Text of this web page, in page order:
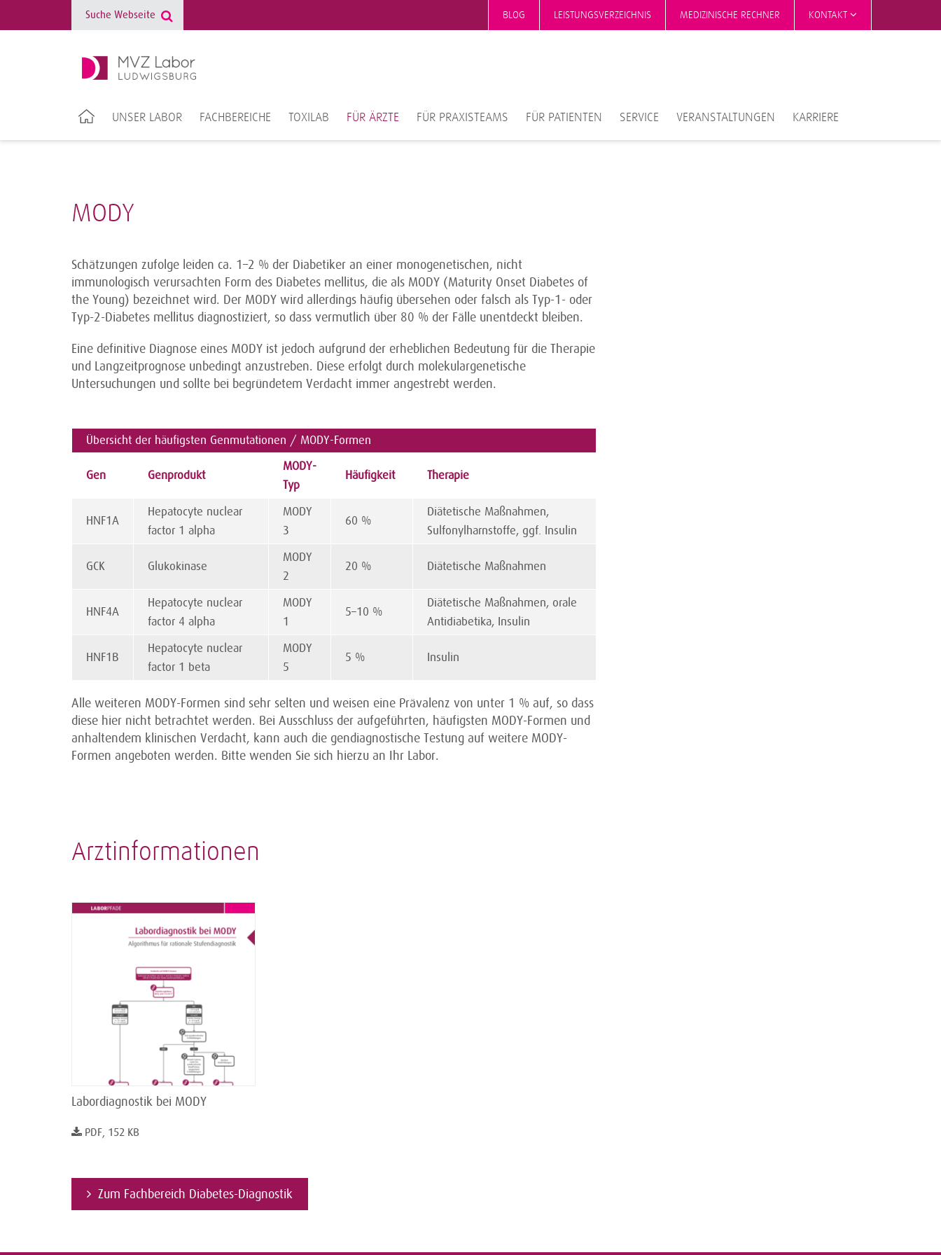
BLOG LEISTUNGSVERZEICHNIS MEDIZINISCHE RECHNER KONTAKT
UNSER LABOR FACHBEREICHE TOXILAB FÜR ÄRZTE FÜR PRAXISTEAMS FÜR PATIENTEN SERVICE VERANSTALTUNGEN KARRIERE
MODY
Schätzungen zufolge leiden ca. 1–2 % der Diabetiker an einer monogenetischen, nicht
immunologisch verursachten Form des Diabetes mellitus, die als MODY (Maturity Onset Diabetes of
the Young) bezeichnet wird. Der MODY wird allerdings häufig übersehen oder falsch als Typ-1- oder
Typ-2-Diabetes mellitus diagnostiziert, so dass vermutlich über 80 % der Fälle unentdeckt bleiben.
Eine definitive Diagnose eines MODY ist jedoch aufgrund der erheblichen Bedeutung für die Therapie
und Langzeitprognose unbedingt anzustreben. Diese erfolgt durch molekulargenetische
Untersuchungen und sollte bei begründetem Verdacht immer angestrebt werden.
Übersicht der häufigsten Genmutationen / MODY-Formen
Gen Genprodukt
MODY-
Typ
Häufigkeit Therapie
HNF1A
Hepatocyte nuclear
factor 1 alpha
MODY
3
60 %
Diätetische Maßnahmen,
Sulfonylharnstoffe, ggf. Insulin
GCK Glukokinase
MODY
2
20 % Diätetische Maßnahmen
HNF4A
Hepatocyte nuclear
factor 4 alpha
MODY
1
5–10 %
Diätetische Maßnahmen, orale
Antidiabetika, Insulin
HNF1B
Hepatocyte nuclear
factor 1 beta
MODY
5
5 % Insulin
Alle weiteren MODY-Formen sind sehr selten und weisen eine Prävalenz von unter 1 % auf, so dass
diese hier nicht betrachtet werden. Bei Ausschluss der aufgeführten, häufigsten MODY-Formen und
anhaltendem klinischen Verdacht, kann auch die gendiagnostische Testung auf weitere MODY-
Formen angeboten werden. Bitte wenden Sie sich hierzu an Ihr Labor.
Arztinformationen
Labordiagnostik bei MODY
PDF, 152 KB
Zum Fachbereich Diabetes-Diagnostik